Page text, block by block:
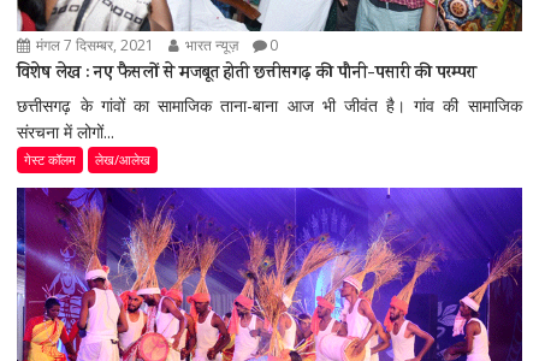
मंगल 7 दिसम्बर, 2021 भारत न्यूज़ 0
विशेष लेख : नए फैसलों से मजबूत होती छत्तीसगढ़ की पौनी-पसारी की परम्परा
छत्तीसगढ़ के गांवों का सामाजिक ताना-बाना आज भी जीवंत है। गांव की सामाजिक
संरचना में लोगों...
गेस्ट कॉलम लेख/आलेख